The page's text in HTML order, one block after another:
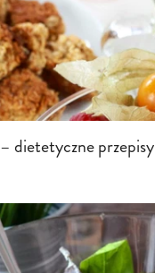
dietetyczne przepisy